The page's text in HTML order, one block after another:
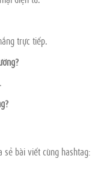
trực tiếp.
sẻ bài viết cùng hashtag: